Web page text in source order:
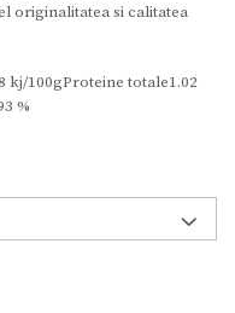
originalitatea si calitatea
kj/100gProteine totale1.02
%